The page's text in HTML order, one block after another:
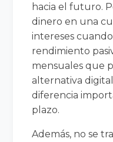
hacia el futuro.
dinero en una
intereses
rendimiento
mensuales que
alternativa
diferencia
plazo.
Además, no se